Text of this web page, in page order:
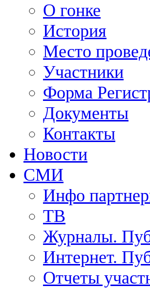
О гонке
История
Место
Участники
Форма
Документы
Контакты
Новости
СМИ
Инфо
ТВ
Журналы.
Интернет.
Отчеты